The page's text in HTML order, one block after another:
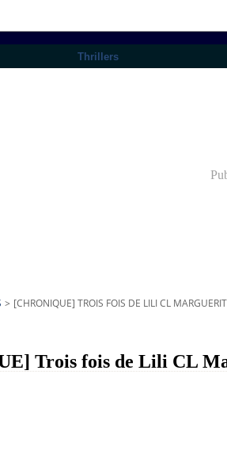
Thrillers
> [CHRONIQUE] TROIS FOIS DE LILI CL
Trois fois de Lili CL